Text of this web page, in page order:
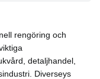
rengöring och
detaljhandel,
Diverseys